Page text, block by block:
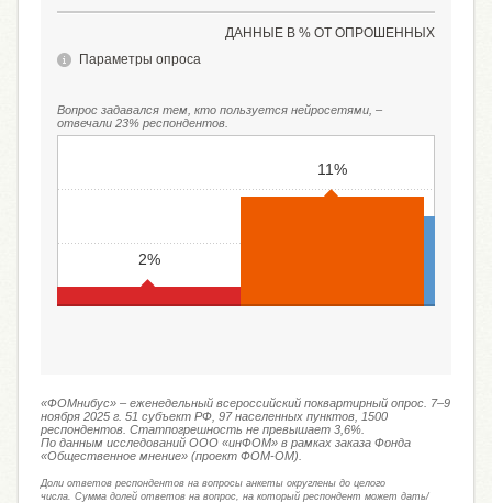
ДАННЫЕ В % ОТ ОПРОШЕННЫХ
Параметры опроса
Вопрос задавался тем, кто пользуется нейросетями, ‒
отвечали 23% респондентов.
2%
11%
«ФОМнибус» – еженедельный всероссийский поквартирный опрос. 7–9
ноября 2025 г. 51 субъект РФ, 97 населенных пунктов, 1500
респондентов. Статпогрешность не превышает 3,6%.
По данным исследований ООО «инФОМ» в рамках заказа Фонда
«Общественное мнение» (проект ФОМ-ОМ).
Доли ответов респондентов на вопросы анкеты округлены до целого
числа. Сумма долей ответов на вопрос, на который респондент может дать/